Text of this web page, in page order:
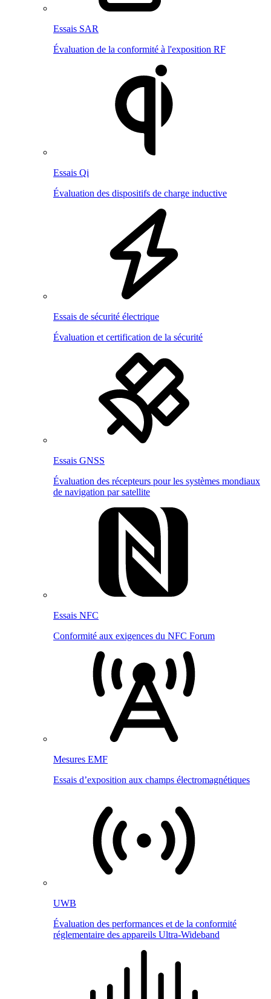
Essais SAR
Évaluation de la conformité à l'exposition RF
Essais Qi
Évaluation des dispositifs de charge inductive
Essais de sécurité électrique
Évaluation et certification de la sécurité
Essais GNSS
Évaluation des récepteurs pour les systèmes mondiaux
de navigation par satellite
Essais NFC
Conformité aux exigences du NFC Forum
Mesures EMF
Essais d’exposition aux champs électromagnétiques
UWB
Évaluation des performances et de la conformité
réglementaire des appareils Ultra-Wideband